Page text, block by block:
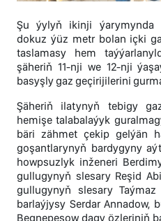
Şu ýylyň ikinji ýarymynda
dokuz ýüz metr bolan içki
taslamasy hem
şäheriň 11-nji we 12-nji
basyşly gaz geçirijilerini
Şäheriň ilatynyň tebigy
hemişe talabalaýyk
bäri zähmet çekip gelýän
goşantlarynyň bardygyny
howpsuzlyk inženeri
gullugynyň slesary Reşid
gullugynyň slesary
barlaýjysy Serdar Annadow,
Begnepesow dagy özleriniň